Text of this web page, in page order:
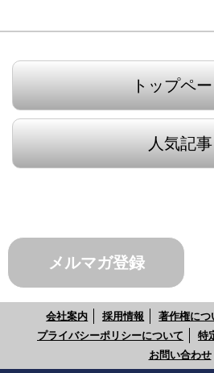
トップペ
人気記事
メルマガ登録
会社案内 採用情報 著作権につ
プライバシーポリシーについて
特
お問い合わせ